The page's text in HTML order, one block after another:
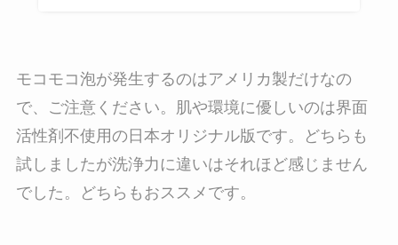
モコモコ泡が発生するのはアメリカ製だけなの
で、ご注意ください。肌や環境に優しいのは界面
活性剤不使用の日本オリジナル版です。どちらも
試しましたが洗浄力に違いはそれほど感じません
でした。どちらもおススメです。